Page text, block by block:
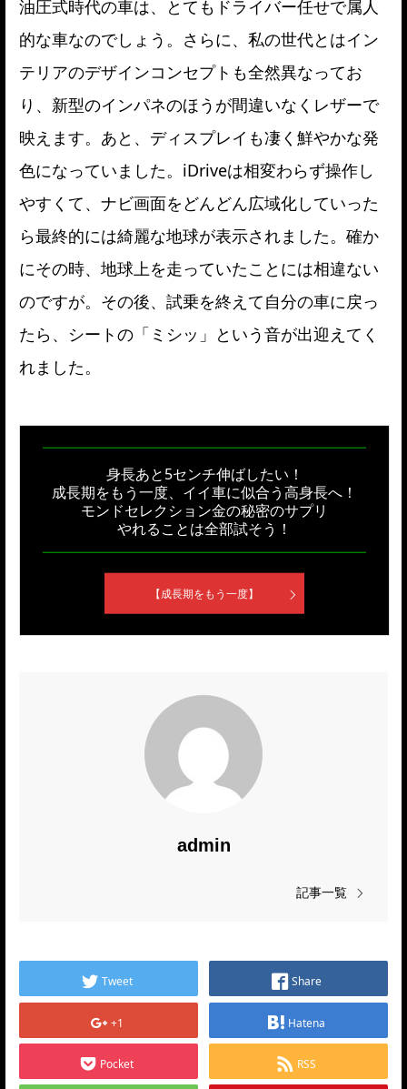
油圧式時代の車は、とてもドライバー任せで属人
的な車なのでしょう。さらに、私の世代とはイン
テリアのデザインコンセプトも全然異なってお
り、新型のインパネのほうが間違いなくレザーで
映えます。あと、ディスプレイも凄く鮮やかな発
色になっていました。iDriveは相変わらず操作し
やすくて、ナビ画面をどんどん広域化していった
ら最終的には綺麗な地球が表示されました。確か
にその時、地球上を走っていたことには相違ない
のですが。その後、試乗を終えて自分の車に戻っ
たら、シートの「ミシッ」という音が出迎えてく
れました。
身長あと5センチ伸ばしたい！
成長期をもう一度、イイ車に似合う高身長へ！
モンドセレクション金の秘密のサプリ
やれることは全部試そう！
【成長期をもう一度】
admin
記事一覧
Tweet Share
+1 Hatena
Pocket RSS